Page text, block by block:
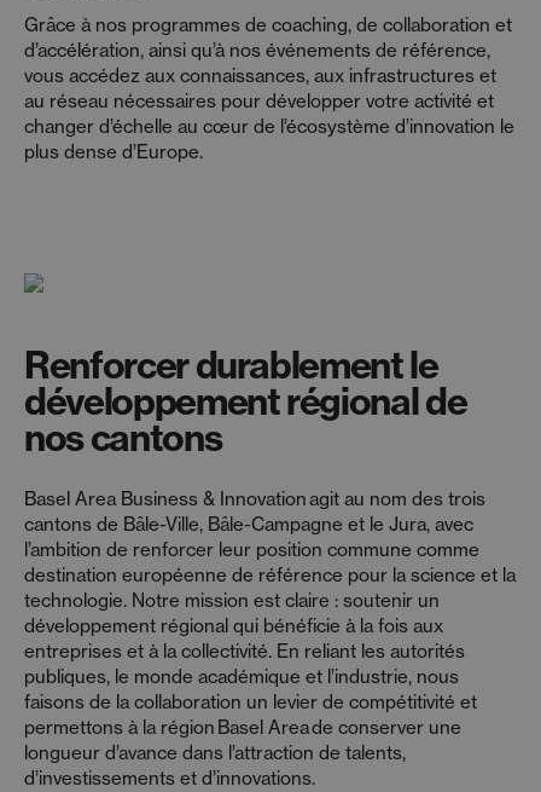
Grâce à nos programmes de coaching, de collaboration et
d’accélération, ainsi qu’à nos événements de référence,
vous accédez aux connaissances, aux infrastructures et
au réseau nécessaires pour développer votre activité et
changer d’échelle au cœur de l’écosystème d’innovation le
plus dense d’Europe.
Renforcer durablement le
développement régional de
nos cantons
Basel Area Business & Innovation agit au nom des trois
cantons de Bâle-Ville, Bâle-Campagne et le Jura, avec
l’ambition de renforcer leur position commune comme
destination européenne de référence pour la science et la
technologie. Notre mission est claire : soutenir un
développement régional qui bénéficie à la fois aux
entreprises et à la collectivité. En reliant les autorités
publiques, le monde académique et l’industrie, nous
faisons de la collaboration un levier de compétitivité et
permettons à la région Basel Area de conserver une
longueur d’avance dans l’attraction de talents,
d’investissements et d’innovations.